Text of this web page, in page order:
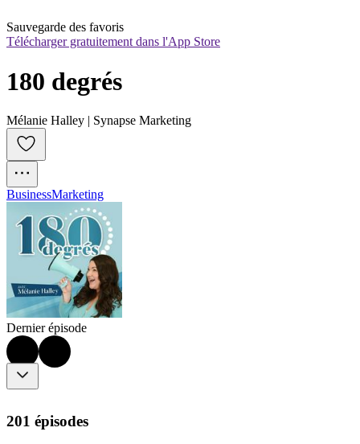
Sauvegarde des favoris
Télécharger gratuitement dans l'App Store
180 degrés
Mélanie Halley | Synapse Marketing
BusinessMarketing
Dernier épisode
201 épisodes